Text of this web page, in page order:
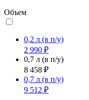
Объем
0,2 л (в п/у)
2 990 ₽
0,7 л (в п/у)
8 458 ₽
0,7 л (в п/у)
9 512 ₽